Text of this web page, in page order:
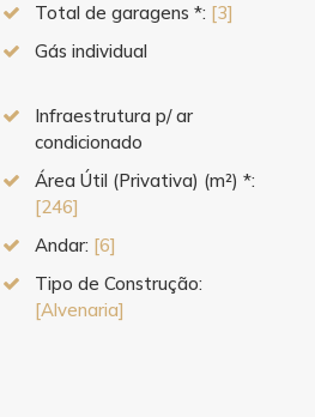
Total de garagens *: [3]
Gás individual
Infraestrutura p/ ar
condicionado
Área Útil (Privativa) (m²) *:
[246]
Andar: [6]
Tipo de Construção:
[Alvenaria]